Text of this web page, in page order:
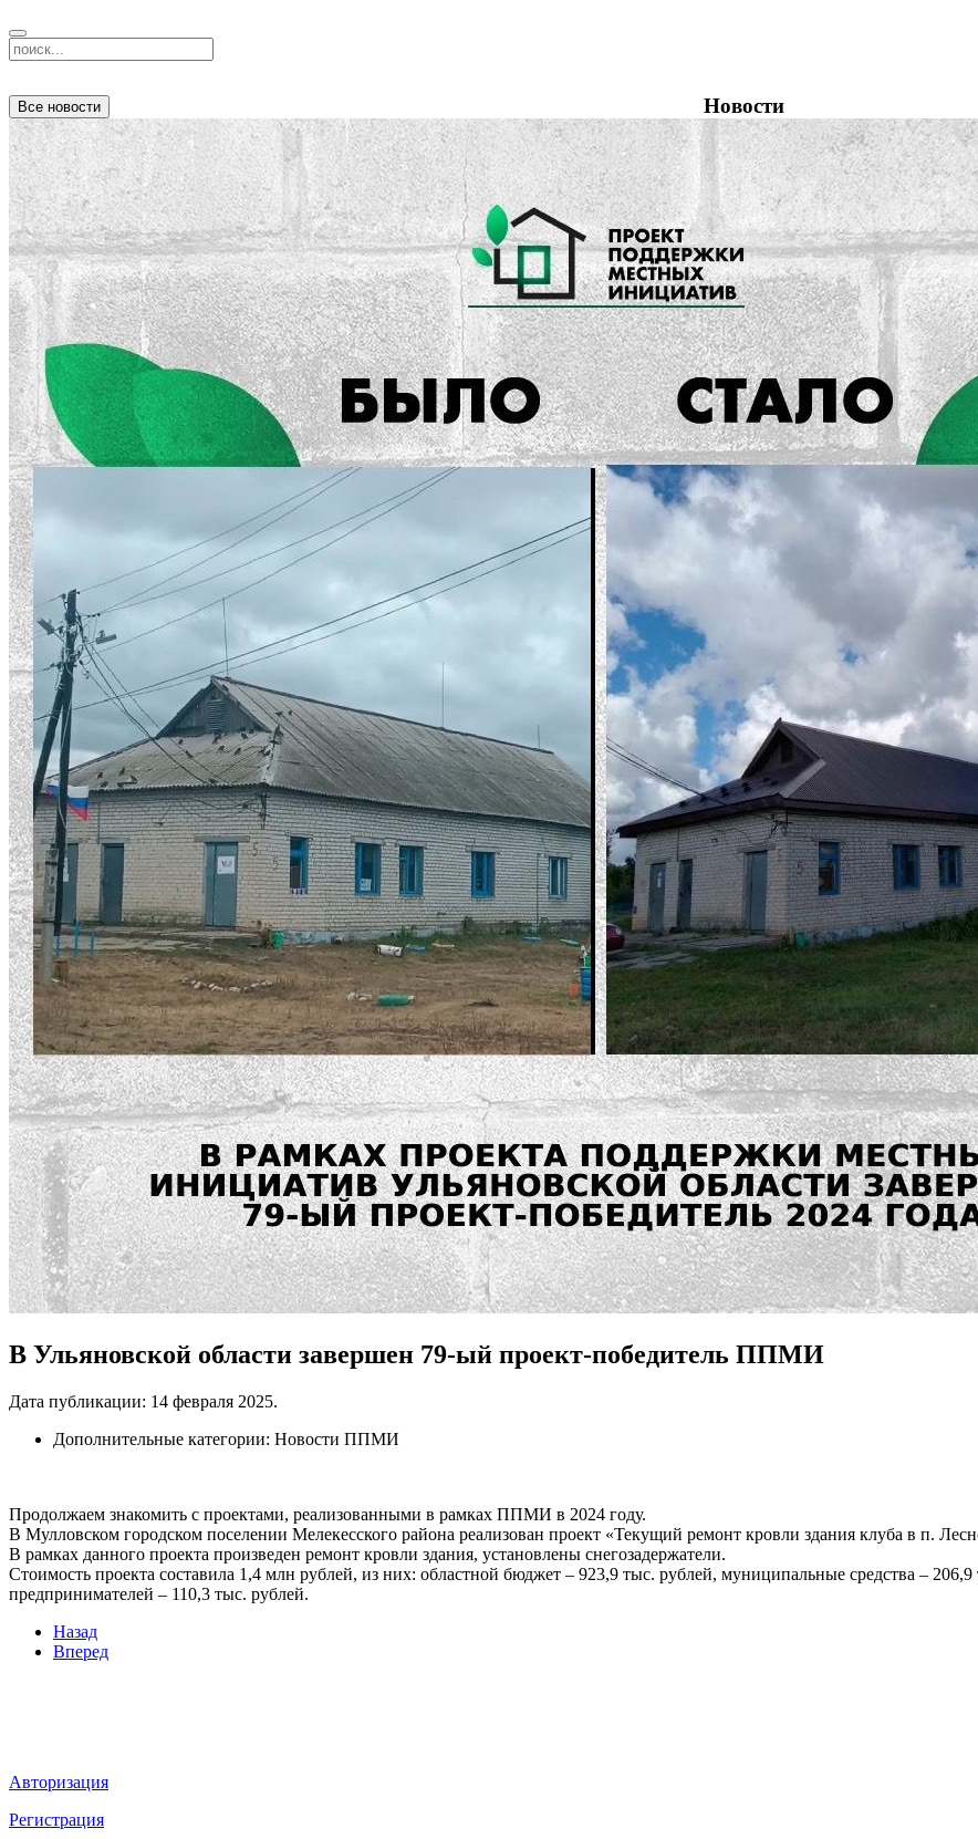
Новости
Все новости
В Ульяновской области завершен 79-ый проект-победитель ППМИ
Дата публикации: 14 февраля 2025.
Дополнительные категории: Новости ППМИ
Продолжаем знакомить с проектами, реализованными в рамках ППМИ в 2024 году.
В Мулловском городском поселении Мелекесского района реализован проект «Текущий ремонт кровли здания клуба в п.
В рамках данного проекта произведен ремонт кровли здания, установлены снегозадержатели.
Стоимость проекта составила 1,4 млн рублей, из них: областной бюджет – 923,9 тыс. рублей, муниципальные средства – 206,9
предпринимателей – 110,3 тыс. рублей.
Назад
Вперед
Авторизация
Регистрация